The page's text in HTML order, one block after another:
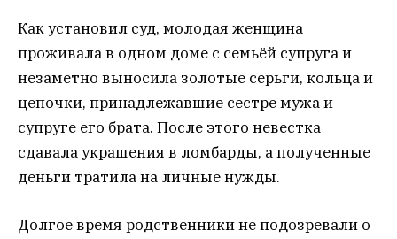
Как установил суд, молодая женщина
проживала в одном доме с семьёй супруга и
незаметно выносила золотые серьги, кольца и
цепочки, принадлежавшие сестре мужа и
супруге его брата. После этого невестка
сдавала украшения в ломбарды, а полученные
деньги тратила на личные нужды.
Долгое время родственники не подозревали о